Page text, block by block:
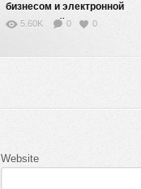
бизнесом и электронной
коммерцией — 4
5.60K 0 0
Website